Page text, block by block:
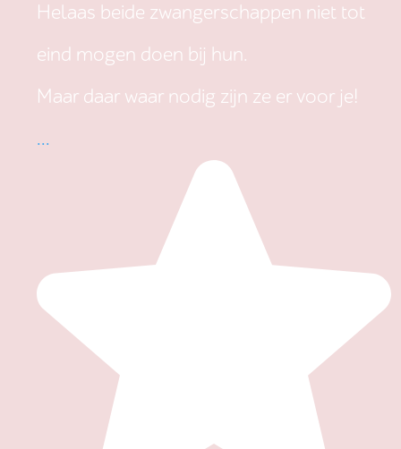
Helaas beide zwangerschappen niet tot
eind mogen doen bij hun.
Maar daar waar nodig zijn ze er voor je!
...